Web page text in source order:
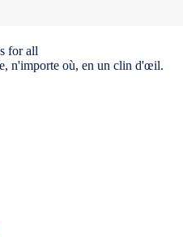
for all
n'importe où, en un clin d'œil.